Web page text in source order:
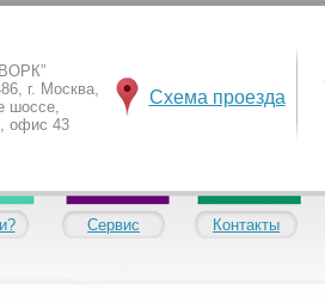
г. Москва,
шоссе,
офис 43
Схема проезда
Сервис Контакты